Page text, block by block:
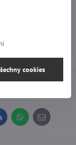
WhatsApp
E-
mail
cookies